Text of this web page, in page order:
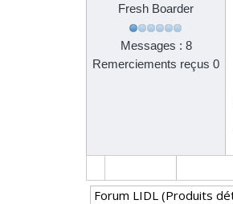
Fresh Boarder
Messages : 8
Remerciements reçus 0